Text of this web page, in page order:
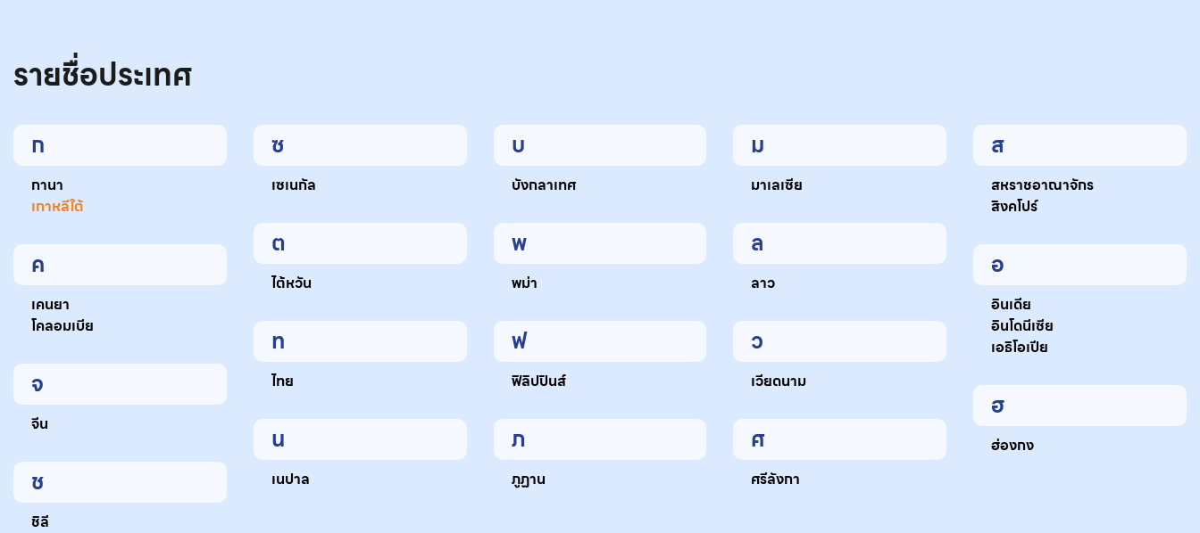
รายชื่อประเทศ
ก
กานา
เกาหลีใต้
ค
เคนยา
โคลอมเบีย
จ
จีน
ช
ชิลี
ซ
เซเนกัล
ต
ไต้หวัน
ท
ไทย
น
เนปาล
บ
บังกลาเทศ
พ
พม่า
ฟ
ฟิลิปปินส์
ภ
ภูฏาน
ม
มาเลเซีย
ล
ลาว
ว
เวียดนาม
ศ
ศรีลังกา
ส
สหราชอาณาจักร
สิงคโปร์
อ
อินเดีย
อินโดนีเซีย
เอธิโอเปีย
ฮ
ฮ่องกง